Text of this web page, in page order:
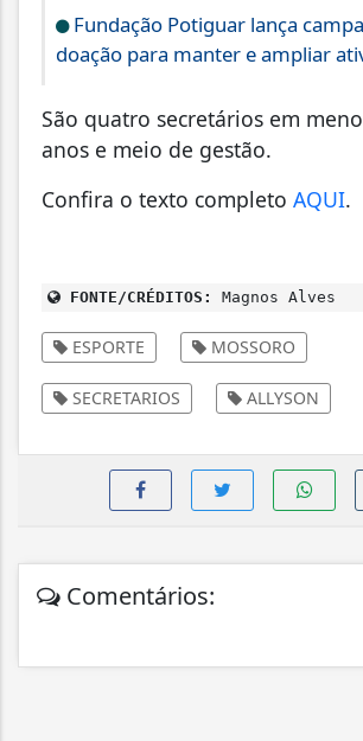
Fundação Potiguar lança
doação para manter e ampliar
São quatro secretários em
anos e meio de gestão.
Confira o texto completo AQUI.
FONTE/CRÉDITOS: Magnos Alves
ESPORTE MOSSORO
SECRETARIOS ALLYSON
Comentários: